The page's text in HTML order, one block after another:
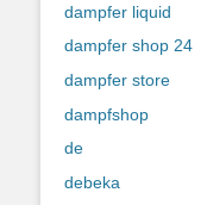
dampfer liquid
dampfer shop 24
dampfer store
dampfshop
de
debeka